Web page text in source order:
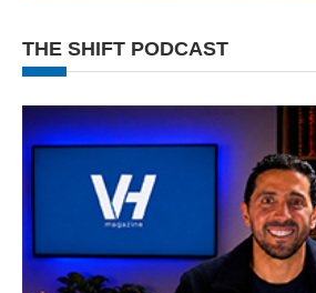
THE SHIFT PODCAST